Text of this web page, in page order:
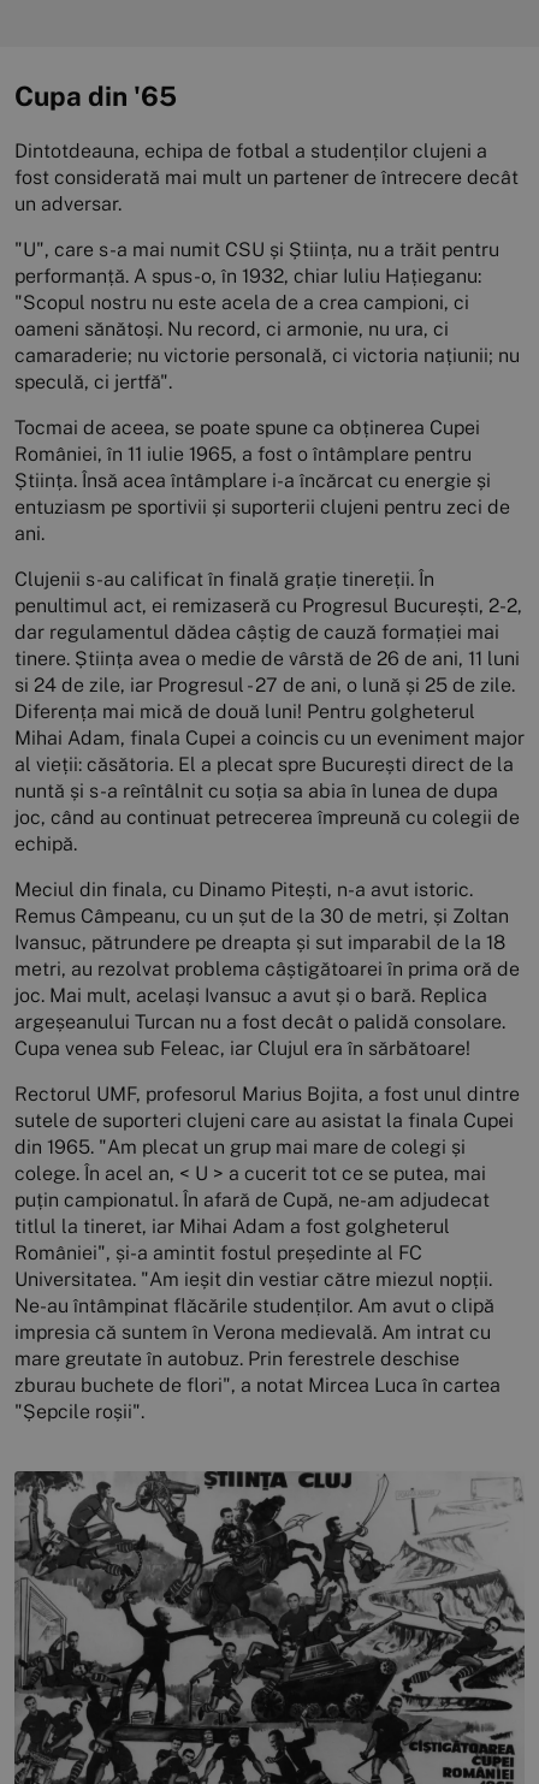
Cupa din '65
Dintotdeauna, echipa de fotbal a studenților clujeni a
fost considerată mai mult un partener de întrecere decât
un adversar.
"U", care s-a mai numit CSU și Știința, nu a trăit pentru
performanță. A spus-o, în 1932, chiar Iuliu Hațieganu:
"Scopul nostru nu este acela de a crea campioni, ci
oameni sănătoși. Nu record, ci armonie, nu ura, ci
camaraderie; nu victorie personală, ci victoria națiunii; nu
speculă, ci jertfă".
Tocmai de aceea, se poate spune ca obținerea Cupei
României, în 11 iulie 1965, a fost o întâmplare pentru
Știința. Însă acea întâmplare i-a încărcat cu energie și
entuziasm pe sportivii și suporterii clujeni pentru zeci de
ani.
Clujenii s-au calificat în finală grație tinereții. În
penultimul act, ei remizaseră cu Progresul București, 2-2,
dar regulamentul dădea câștig de cauză formației mai
tinere. Știința avea o medie de vârstă de 26 de ani, 11 luni
si 24 de zile, iar Progresul - 27 de ani, o lună și 25 de zile.
Diferența mai mică de două luni! Pentru golgheterul
Mihai Adam, finala Cupei a coincis cu un eveniment major
al vieții: căsătoria. El a plecat spre București direct de la
nuntă și s-a reîntâlnit cu soția sa abia în lunea de dupa
joc, când au continuat petrecerea împreună cu colegii de
echipă.
Meciul din finala, cu Dinamo Pitești, n-a avut istoric.
Remus Câmpeanu, cu un șut de la 30 de metri, și Zoltan
Ivansuc, pătrundere pe dreapta și sut imparabil de la 18
metri, au rezolvat problema câștigătoarei în prima oră de
joc. Mai mult, același Ivansuc a avut și o bară. Replica
argeșeanului Turcan nu a fost decât o palidă consolare.
Cupa venea sub Feleac, iar Clujul era în sărbătoare!
Rectorul UMF, profesorul Marius Bojita, a fost unul dintre
sutele de suporteri clujeni care au asistat la finala Cupei
din 1965. "Am plecat un grup mai mare de colegi și
colege. În acel an, < U > a cucerit tot ce se putea, mai
puțin campionatul. În afară de Cupă, ne-am adjudecat
titlul la tineret, iar Mihai Adam a fost golgheterul
României", și-a amintit fostul președinte al FC
Universitatea. "Am ieșit din vestiar către miezul nopții.
Ne-au întâmpinat flăcările studenților. Am avut o clipă
impresia că suntem în Verona medievală. Am intrat cu
mare greutate în autobuz. Prin ferestrele deschise
zburau buchete de flori", a notat Mircea Luca în cartea
"Șepcile roșii".